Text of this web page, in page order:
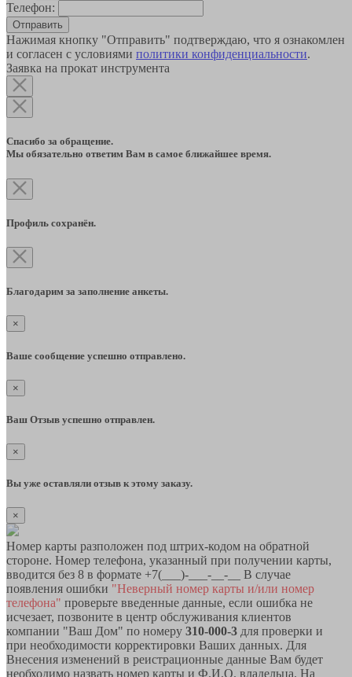
Телефон:
Отправить
Нажимая кнопку "Отправить" подтверждаю, что я ознакомлен
и согласен с условиями политики конфиденциальности.
Заявка на прокат инструмента
Спасибо за обращение.
Мы обязательно ответим Вам в самое ближайшее время.
Профиль сохранён.
Благодарим за заполнение анкеты.
×
Ваше сообщение успешно отправлено.
×
Ваш Отзыв успешно отправлен.
×
Вы уже оставляли отзыв к этому заказу.
×
Номер карты разположен под штрих-кодом на обратной
стороне. Номер телефона, указанный при получении карты,
вводится без 8 в формате +7(___)-___-__-__ В случае
появления ошибки "Неверный номер карты и/или номер
телефона" проверьте введенные данные, если ошибка не
исчезает, позвоните в центр обслуживания клиентов
компании "Ваш Дом" по номеру 310-000-3 для проверки и
при необходимости корректировки Ваших данных. Для
Внесения изменений в реистрационные данные Вам будет
необходимо назвать номер карты и Ф.И.О. владельца. На